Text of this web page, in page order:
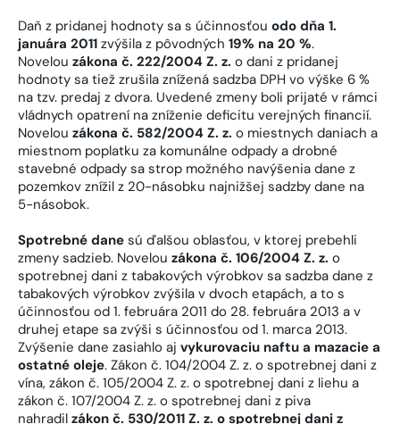
Daň z pridanej hodnoty sa s účinnosťou odo dňa 1.
januára 2011 zvýšila z pôvodných 19% na 20 %.
Novelou zákona č. 222/2004 Z. z. o dani z pridanej
hodnoty sa tiež zrušila znížená sadzba DPH vo výške 6 %
na tzv. predaj z dvora. Uvedené zmeny boli prijaté v rámci
vládnych opatrení na zníženie deficitu verejných financií.
Novelou zákona č. 582/2004 Z. z. o miestnych daniach a
miestnom poplatku za komunálne odpady a drobné
stavebné odpady sa strop možného navýšenia dane z
pozemkov znížil z 20-násobku najnižšej sadzby dane na
5-násobok.
Spotrebné dane sú ďalšou oblasťou, v ktorej prebehli
zmeny sadzieb. Novelou zákona č. 106/2004 Z. z. o
spotrebnej dani z tabakových výrobkov sa sadzba dane z
tabakových výrobkov zvýšila v dvoch etapách, a to s
účinnosťou od 1. februára 2011 do 28. februára 2013 a v
druhej etape sa zvýši s účinnosťou od 1. marca 2013.
Zvýšenie dane zasiahlo aj vykurovaciu naftu a mazacie a
ostatné oleje. Zákon č. 104/2004 Z. z. o spotrebnej dani z
vína, zákon č. 105/2004 Z. z. o spotrebnej dani z liehu a
zákon č. 107/2004 Z. z. o spotrebnej dani z piva
nahradil zákon č. 530/2011 Z. z. o spotrebnej dani z